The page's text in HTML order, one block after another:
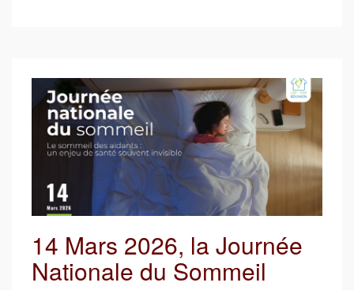
14 Mars 2026, la Journée
Nationale du Sommeil